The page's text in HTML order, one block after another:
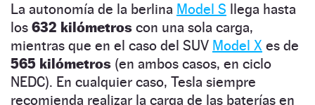
La autonomía de la berlina Model S llega hasta
los 632 kilómetros con una sola carga,
mientras que en el caso del SUV Model X es de
565 kilómetros (en ambos casos, en ciclo
NEDC). En cualquier caso, Tesla siempre
recomienda realizar la carga de las baterías en